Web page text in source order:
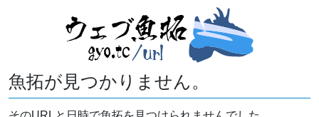
魚拓が見つかりません。